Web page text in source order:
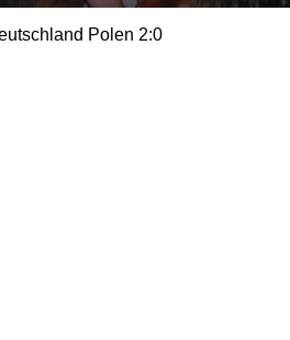
Polen 2:0